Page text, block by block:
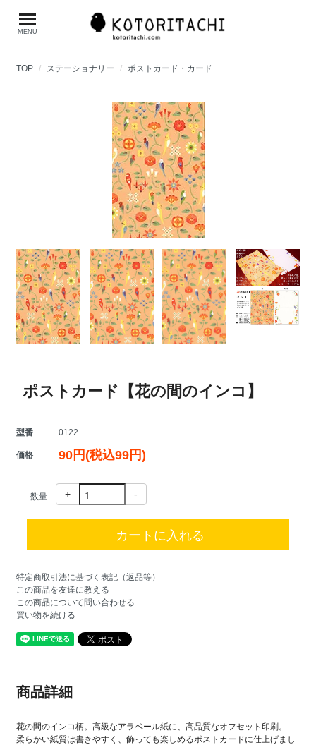
MENU
TOP ステーショナリー ポストカード・カード
ポストカード【花の間のインコ】
型番 0122
価格 90円(税込99円)
数量 + -
特定商取引法に基づく表記（返品等）
この商品を友達に教える
この商品について問い合わせる
買い物を続ける
商品詳細
花の間のインコ柄。高級なアラベール紙に、高品質なオフセット印刷。
柔らかい紙質は書きやすく、飾っても楽しめるポストカードに仕上げまし